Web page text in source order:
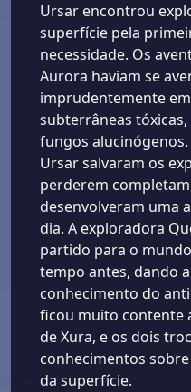
Ursar encontrou
superfície pela
necessidade. Os
Aurora haviam se
imprudentemente
subterrâneas
fungos
Ursar salvaram os
perderem
desenvolveram uma
dia. A exploradora
partido para o
tempo antes, dando
conhecimento do
ficou muito contente
de Xura, e os dois
conhecimentos
da superfície.